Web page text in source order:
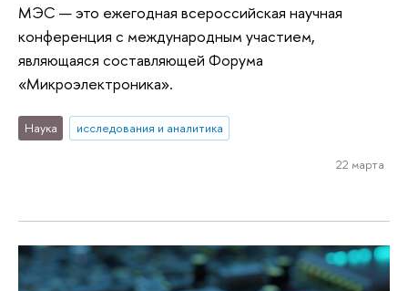
МЭС — это ежегодная всероссийская научная
конференция с международным участием,
являющаяся составляющей Форума
«Микроэлектроника».
Наука исследования и аналитика
22 марта